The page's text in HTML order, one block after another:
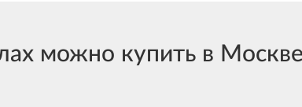
можно купить в Москве